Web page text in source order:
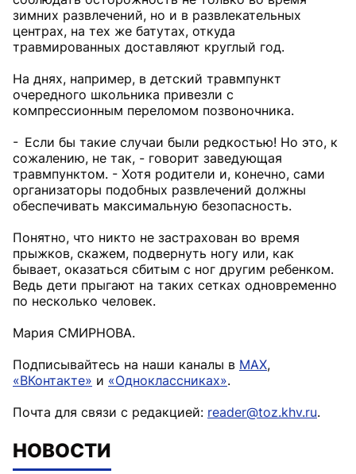
зимних развлечений, но и в развлекательных
центрах, на тех же батутах, откуда
травмированных доставляют круглый год.
На днях, например, в детский травмпункт
очередного школьника привезли с
компрессионным переломом позвоночника.
- Если бы такие случаи были редкостью! Но это, к
сожалению, не так, - говорит заведующая
травмпунктом. - Хотя родители и, конечно, сами
организаторы подобных развлечений должны
обеспечивать максимальную безопасность.
Понятно, что никто не застрахован во время
прыжков, скажем, подвернуть ногу или, как
бывает, оказаться сбитым с ног другим ребенком.
Ведь дети прыгают на таких сетках одновременно
по несколько человек.
Мария СМИРНОВА.
Подписывайтесь на наши каналы в MAX,
«ВКонтакте» и «Одноклассниках».
Почта для связи с редакцией: reader@toz.khv.ru.
НОВОСТИ